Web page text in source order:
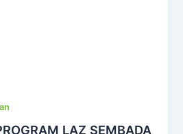
LAZ SEMBADA